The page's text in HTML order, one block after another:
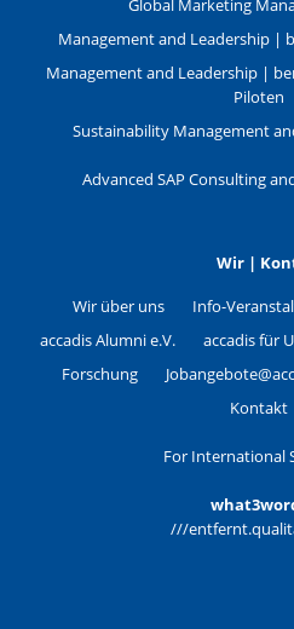
Global Marketing
Management and Leadership |
Management and Leadership |
Piloten
Sustainability Management
Advanced SAP Consulting
Wir |
Wir über uns
Info-
accadis Alumni e.V.
accadis für
Forschung
Kontakt
For International
///